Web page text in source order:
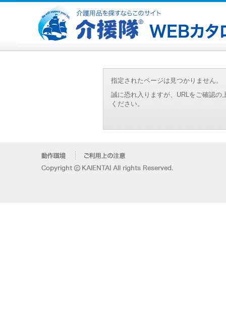
指定されたページは見つかりません。
誠に恐れ入りますが、URLをご確認
ください。